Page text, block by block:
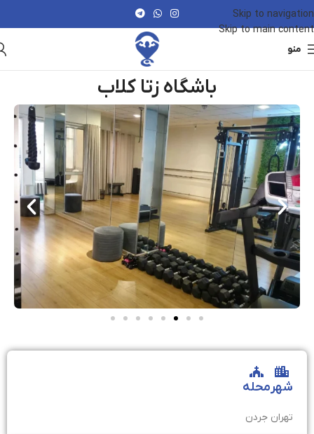
Skip to navigation
Skip to main content
منو
باشگاه زتا کلاب
شهر
تهران
محله
جردن